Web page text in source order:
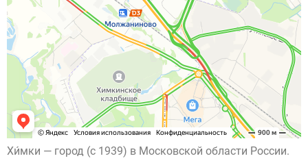
Хи́мки — город (с 1939) в Московской области России.